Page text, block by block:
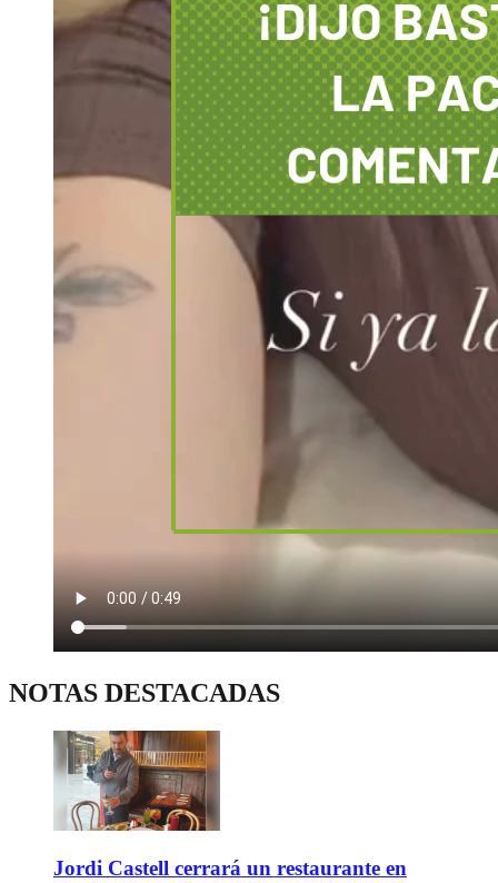
NOTAS DESTACADAS
Jordi Castell cerrará un restaurante en